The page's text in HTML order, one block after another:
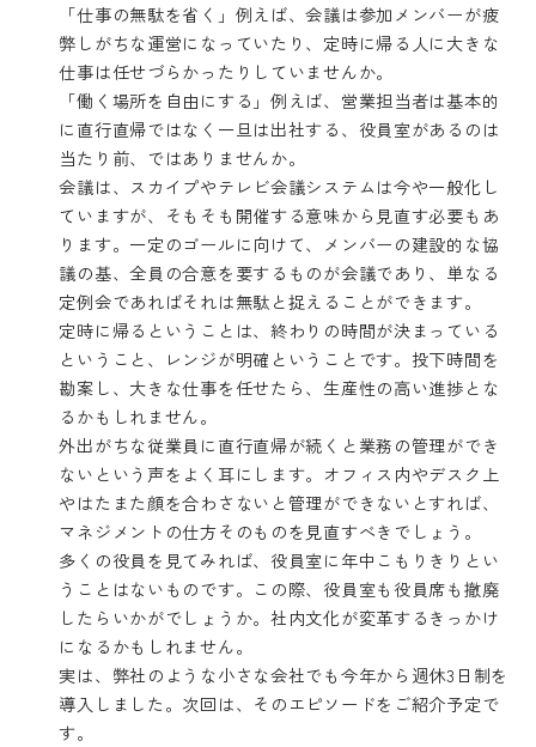
「仕事の無駄を省く」例えば、会議は参加メンバーが疲
弊しがちな運営になっていたり、定時に帰る人に大きな
仕事は任せづらかったりしていませんか。
「働く場所を自由にする」例えば、営業担当者は基本的
に直行直帰ではなく一旦は出社する、役員室があるのは
当たり前、ではありませんか。
会議は、スカイプやテレビ会議システムは今や一般化し
ていますが、そもそも開催する意味から見直す必要もあ
ります。一定のゴールに向けて、メンバーの建設的な協
議の基、全員の合意を要するものが会議であり、単なる
定例会であればそれは無駄と捉えることができます。
定時に帰るということは、終わりの時間が決まっている
ということ、レンジが明確ということです。投下時間を
勘案し、大きな仕事を任せたら、生産性の高い進捗とな
るかもしれません。
外出がちな従業員に直行直帰が続くと業務の管理ができ
ないという声をよく耳にします。オフィス内やデスク上
やはたまた顔を合わさないと管理ができないとすれば、
マネジメントの仕方そのものを見直すべきでしょう。
多くの役員を見てみれば、役員室に年中こもりきりとい
うことはないものです。この際、役員室も役員席も撤廃
したらいかがでしょうか。社内文化が変革するきっかけ
になるかもしれません。
実は、弊社のような小さな会社でも今年から週休3日制を
導入しました。次回は、そのエピソードをご紹介予定で
す。